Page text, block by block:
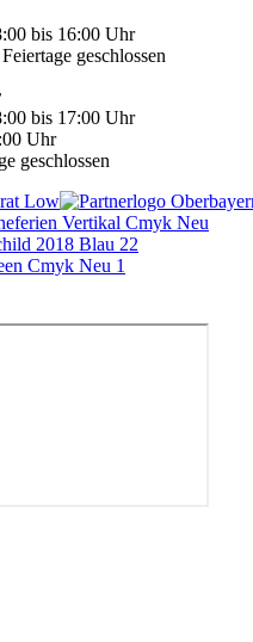
bis 16:00 Uhr
geschlossen
bis 17:00 Uhr
Uhr
geschlossen